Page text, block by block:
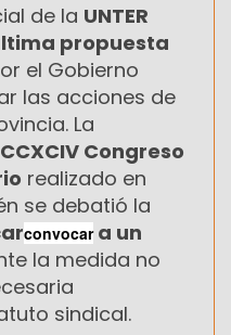
de la UNTER
propuesta
el Gobierno
las acciones de
La
Congreso
realizado en
se debatió la
convocara un
la medida no
sindical.